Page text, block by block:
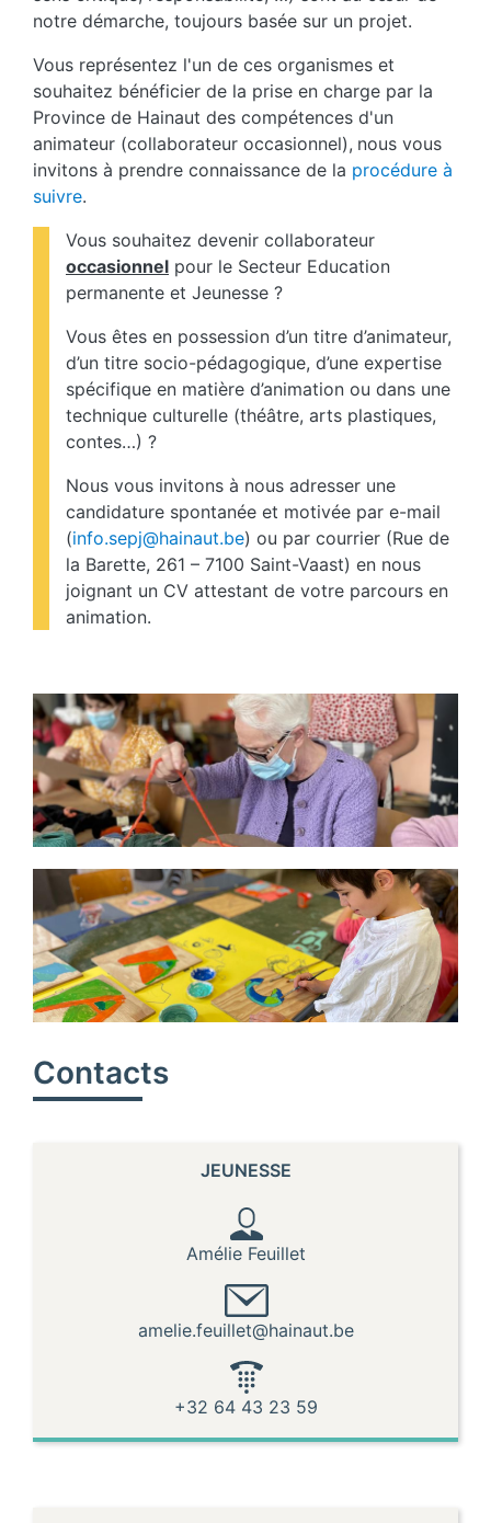
notre démarche, toujours basée sur un projet.
Vous représentez l'un de ces organismes et
souhaitez bénéficier de la prise en charge par la
Province de Hainaut des compétences d'un
animateur (collaborateur occasionnel), nous vous
invitons à prendre connaissance de la procédure à
suivre.
Vous souhaitez devenir collaborateur
occasionnel pour le Secteur Education
permanente et Jeunesse ?
Vous êtes en possession d’un titre d’animateur,
d’un titre socio-pédagogique, d’une expertise
spécifique en matière d’animation ou dans une
technique culturelle (théâtre, arts plastiques,
contes…) ?
Nous vous invitons à nous adresser une
candidature spontanée et motivée par e-mail
(info.sepj@hainaut.be) ou par courrier (Rue de
la Barette, 261 – 7100 Saint-Vaast) en nous
joignant un CV attestant de votre parcours en
animation.
Contacts
JEUNESSE
Amélie Feuillet
amelie.feuillet@hainaut.be
+32 64 43 23 59